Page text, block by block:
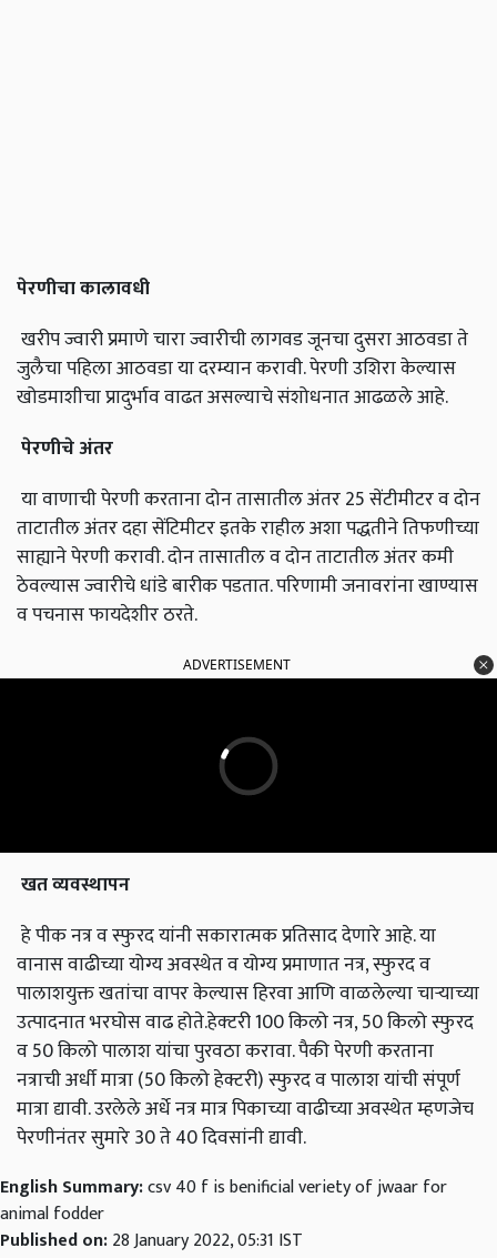
पेरणीचा कालावधी
खरीप ज्वारी प्रमाणे चारा ज्वारीची लागवड जूनचा दुसरा आठवडा ते
जुलैचा पहिला आठवडा या दरम्यान करावी. पेरणी उशिरा केल्यास
खोडमाशीचा प्रादुर्भाव वाढत असल्याचे संशोधनात आढळले आहे.
पेरणीचे अंतर
या वाणाची पेरणी करताना दोन तासातील अंतर 25 सेंटीमीटर व दोन
ताटातील अंतर दहा सेंटिमीटर इतके राहील अशा पद्धतीने तिफणीच्या
साह्याने पेरणी करावी. दोन तासातील व दोन ताटातील अंतर कमी
ठेवल्यास ज्वारीचे धांडे बारीक पडतात. परिणामी जनावरांना खाण्यास
व पचनास फायदेशीर ठरते.
ADVERTISEMENT
खत व्यवस्थापन
हे पीक नत्र व स्फुरद यांनी सकारात्मक प्रतिसाद देणारे आहे. या
वानास वाढीच्या योग्य अवस्थेत व योग्य प्रमाणात नत्र, स्फुरद व
पालाशयुक्त खतांचा वापर केल्यास हिरवा आणि वाळलेल्या चाऱ्याच्या
उत्पादनात भरघोस वाढ होते.हेक्‍टरी 100 किलो नत्र, 50 किलो स्फुरद
व 50 किलो पालाश यांचा पुरवठा करावा. पैकी पेरणी करताना
नत्राची अर्धी मात्रा (50 किलो हेक्टरी) स्फुरद व पालाश यांची संपूर्ण
मात्रा द्यावी. उरलेले अर्धे नत्र मात्र पिकाच्या वाढीच्या अवस्थेत म्हणजेच
पेरणीनंतर सुमारे 30 ते 40 दिवसांनी द्यावी.
English Summary:csv 40 f is benificial veriety of jwaar for
animal fodder
Published on:28 January 2022, 05:31 IST